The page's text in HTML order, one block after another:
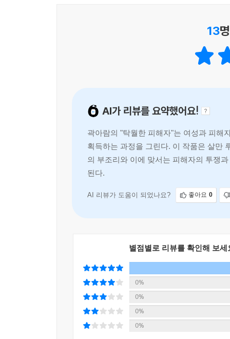
누군가의 인권을 침해한 자의 인권이 침해당한
의한 것이고, 본인이 진술한 내용과 동일하다는
수많은 피해자들이 지원 단체에서 저런 변호사
추궁을 당하게 하는 등 2차 가해를 하는 사례가
을 통해 공공연하게 드러냈다. 그런데도 법원이
--- p.145
피고인 방어권이라는 정의를 수호한다는 측면에
지나 ‘증거’이기 때문에 증거의 오염을 막기 위
마저도 피고인에겐 부본을 부쳐 주었지만 피해자
당사자가 아니다’라는 전제이다. 시스템은 피해
입증할 것을 요구한다. 저자는 피해자가 되기
피해자”(71쪽)라는 진실 앞에 서게 된다. 저자는
피고인 방어권을 이유로 가해자를 보호하고 피
이쁘게 볼까” 고민하라고, 그렇지 않으면 “빠이
달라졌다”는 말처럼 ‘기자 곽아람’의 전화 한 통에
무엇보다 피해자를 갉아먹는 것은 피해자 보호
그 내용으로 협박을 지속하는 상황에도, “탄원서
않는다(170쪽). 저자는 피해자를 대표해 묻는다.
책에서 저자는 한 사람의 가해자, 수사기관과 법
지치게 하고, 끝내 침묵하게 만드는 사회와 시스템
- 원은지 (추적단불꽃 대표, 프리랜서 기자· 활동
《탁월한 피해자》는 한 사람의 피해를 기록한
위로의 마음으로, 그러나 동시에 가열찬 연대
당신의 잘못이 아니었다고 말해주는 일, 당신이
않게 하겠다고 함께 말하는 일이다. 연대는 거창
뜨겁고도 아프게 가르쳐 준다.
- 허민숙 (국회입법조사처 입법조사연구관, 《이
13
AI가 리뷰를 요약했어요!
곽아람의 "탁월한 피해자"는 여성과 피해
획득하는 과정을 그린다. 이 작품은 살만
의 부조리와 이에 맞서는 피해자의 투쟁
된다.
AI 리뷰가 도움이 되었나요? 좋아요 0
별점별로 리뷰를 확인해 보세
0%
0%
0%
0%